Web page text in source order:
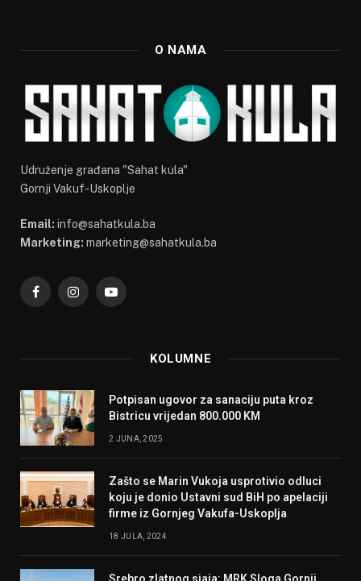
O NAMA
Udruženje građana "Sahat kula"
Gornji Vakuf-Uskoplje
Email: info@sahatkula.ba
Marketing: marketing@sahatkula.ba
FacebookInstagramYouTube
KOLUMNE
Potpisan ugovor za sanaciju puta kroz
Bistricu vrijedan 800.000 KM
2 JUNA, 2025
Zašto se Marin Vukoja usprotivio odluci
koju je donio Ustavni sud BiH po apelaciji
firme iz Gornjeg Vakufa-Uskoplja
18 JULA, 2024